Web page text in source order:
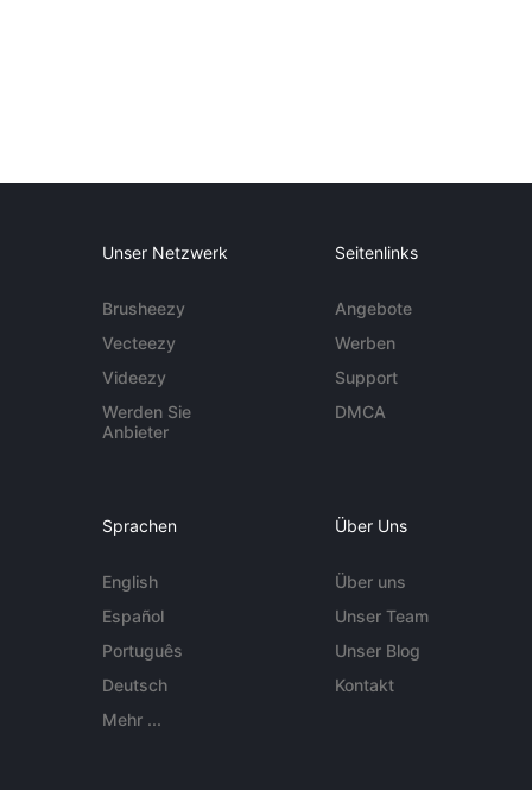
Unser Netzwerk
Brusheezy
Vecteezy
Videezy
Werden Sie
Anbieter
Seitenlinks
Angebote
Werben
Support
DMCA
Sprachen
English
Español
Português
Deutsch
Mehr ...
Über Uns
Über uns
Unser Team
Unser Blog
Kontakt